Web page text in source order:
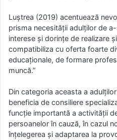
Luștrea (2019) acentuează
prisma necesității adulților de
interese și dorințe de realizare
compatibiliza cu oferta foarte
educaționale, de formare
muncă.”
Din categoria aceasta a
beneficia de consiliere
funcție importantă a activității
persoanelor în cauză, în cazul
înțelegerea și adaptarea la